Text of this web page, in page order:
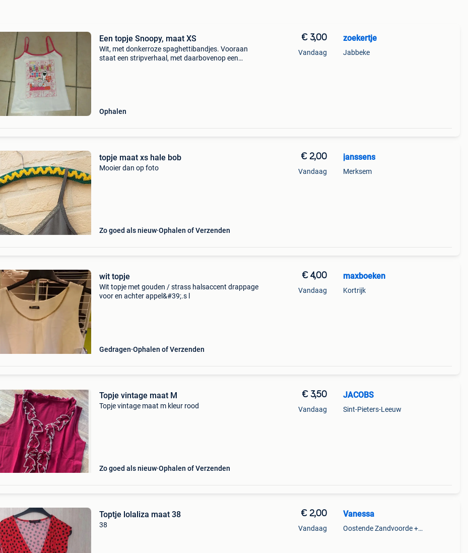
Een topje Snoopy, maat XS
Wit, met donkerroze spaghettibandjes. Vooraan
staat een stripverhaal, met daarbovenop een
Ophalen
€ 3,00
Vandaag
zoekertje
Jabbeke
topje maat xs hale bob
Mooier dan op foto
Zo goed als nieuw Ophalen of Verzenden
€ 2,00
Vandaag
janssens
Merksem
wit topje
Wit topje met gouden / strass halsaccent drappage
voor en achter appel&#39;.s l
Gedragen Ophalen of Verzenden
€ 4,00
Vandaag
maxboeken
Kortrijk
Topje vintage maat M
Topje vintage maat m kleur rood
Zo goed als nieuw Ophalen of Verzenden
€ 3,50
Vandaag
JACOBS
Sint-Pieters-Leeuw
Toptje lolaliza maat 38
38
€ 2,00
Vandaag
Vanessa
Oostende Zandvoorde +Oostende